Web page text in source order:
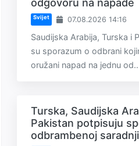
odgovoru na napade
Svijet 07.08.2026 14:16
Saudijska Arabija, Turska i
su sporazum o odbrani
oružani napad na jednu
Turska, Saudijska
Pakistan potpisuju
odbrambenoj saradnji